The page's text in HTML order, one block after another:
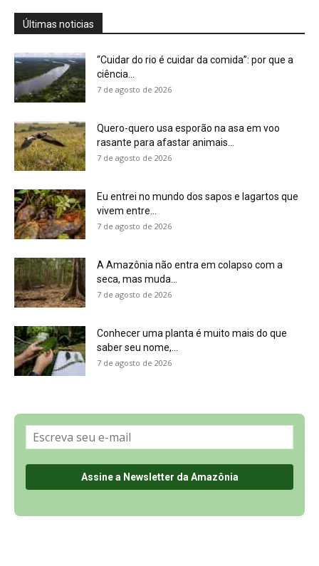
A Amazônia não entra em colapso com a
7 de agosto de 2026
7 de agosto de 2026
Política de Privacidade, LGPD e RGPD
Últimas Notícias
🌎 Español
©